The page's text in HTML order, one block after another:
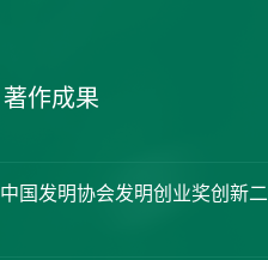
著作成果
中国发明协会发明创业奖创新